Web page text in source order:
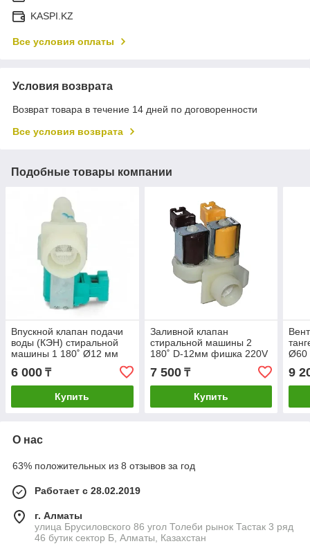
KASPI.KZ
Все условия оплаты
Условия возврата
Возврат товара в течение 14 дней по договоренности
Все условия возврата
Подобные товары компании
Впускной клапан подачи
воды (КЭН) стиральной
машины 1 180˚ Ø12 мм
фишка 220V Zanussi
3792260626
6 000 ₸
Купить
Заливной клапан
стиральной машины 2
180˚ D-12мм фишка 220V
Bosch Siemens VAL021BO,
BO5201, EX.086311,
265772
7 500₸
Купить
Ø60
9
О нас
63% положительных из 8 отзывов за год
Работает с 28.02.2019
г. Алматы
улица Брусиловского 86 угол Толеби рынок Тастак 3 ряд
46 бутик сектор Б, Алматы, Казахстан